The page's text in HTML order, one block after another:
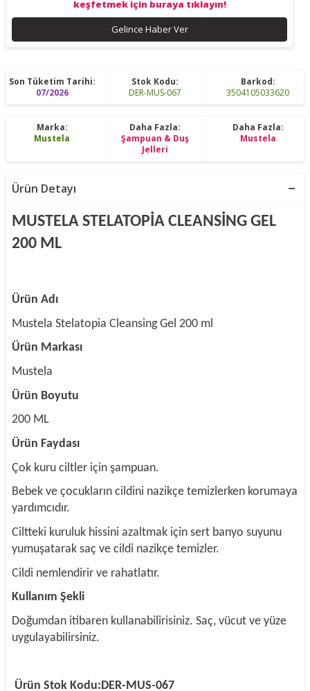
keşfetmek için buraya tıklayın!
Gelince Haber Ver
Son Tüketim Tarihi:
07/2026
Stok Kodu:
DER-MUS-067
Barkod:
3504105033620
Marka:
Mustela
Daha Fazla:
Şampuan & Duş
Jelleri
Daha Fazla:
Mustela
Ürün Detayı
MUSTELA STELATOPİA CLEANSİNG GEL
200 ML
Ürün Adı
Mustela Stelatopia Cleansing Gel 200 ml
Ürün Markası
Mustela
Ürün Boyutu
200 ML
Ürün Faydası
Çok kuru ciltler için şampuan.
Bebek ve çocukların cildini nazikçe temizlerken korumaya
yardımcıdır.
Ciltteki kuruluk hissini azaltmak için sert banyo suyunu
yumuşatarak saç ve cildi nazikçe temizler.
Cildi nemlendirir ve rahatlatır.
Kullanım Şekli
Doğumdan itibaren kullanabilirisiniz. Saç, vücut ve yüze
uygulayabilirsiniz.
Ürün Stok Kodu:DER-MUS-067